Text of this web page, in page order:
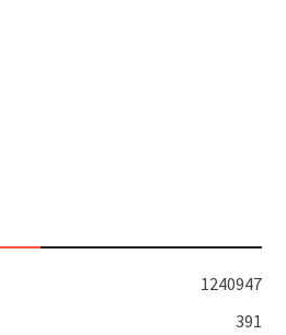
1240947
391